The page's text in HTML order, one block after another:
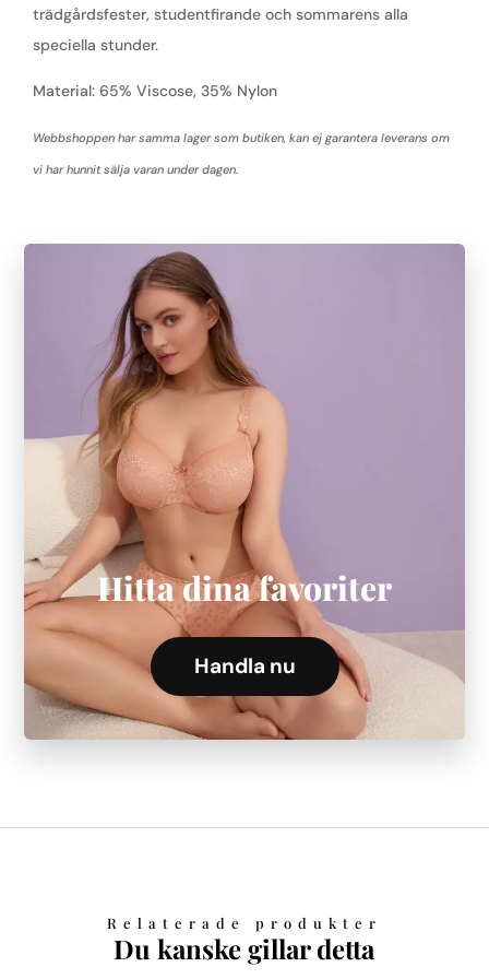
trädgårdsfester, studentfirande och sommarens alla
speciella stunder.
Material: 65% Viscose, 35% Nylon
Webbshoppen har samma lager som butiken, kan ej garantera leverans om
vi har hunnit sälja varan under dagen.
Hitta dina favoriter
Handla nu
Relaterade produkter
Du kanske gillar detta